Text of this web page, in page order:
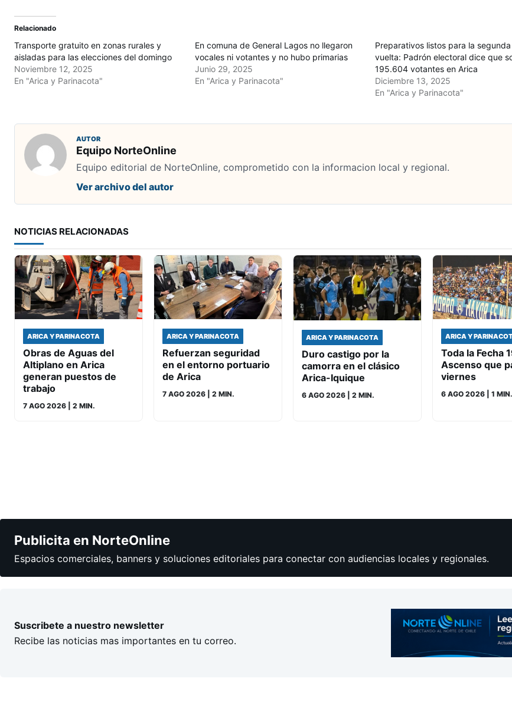
Relacionado
Transporte gratuito en zonas rurales y
aisladas para las elecciones del domingo
Noviembre 12, 2025
En "Arica y Parinacota"
En comuna de General Lagos no llegaron
vocales ni votantes y no hubo primarias
Junio 29, 2025
En "Arica y Parinacota"
Preparativos listos para la segunda
vuelta: Padrón electoral dice que
195.604 votantes en Arica
Diciembre 13, 2025
En "Arica y Parinacota"
AUTOR
Equipo NorteOnline
Equipo editorial de NorteOnline, comprometido con la informacion local y regional.
Ver archivo del autor
NOTICIAS RELACIONADAS
ARICA Y PARINACOTA
Obras de Aguas del
Altiplano en Arica
generan puestos de
trabajo
7 AGO 2026 | 2 MIN.
ARICA Y PARINACOTA
Refuerzan seguridad
en el entorno portuario
de Arica
7 AGO 2026 | 2 MIN.
ARICA Y PARINACOTA
Duro castigo por la
camorra en el clásico
Arica-Iquique
6 AGO 2026 | 2 MIN.
ARICA Y
Toda la Fecha
Ascenso que
viernes
6 AGO 2026 | 1 MIN.
Publicita en NorteOnline
Espacios comerciales, banners y soluciones editoriales para conectar con audiencias locales y regionales.
Suscribete a nuestro newsletter
Recibe las noticias mas importantes en tu correo.